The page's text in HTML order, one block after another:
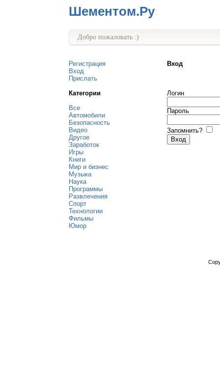
Шементом.Ру
Добро пожаловать :)
Регистрация
Вход
Прислать
Категории
Все
Автомобили
Безопасность
Видео
Другое
Заработок
Игры
Книги
Мир и бизнес
Музыка
Наука
Программы
Развлечения
Спорт
Технологии
Фильмы
Юмор
Вход
Логин
Пароль
Запомнить?